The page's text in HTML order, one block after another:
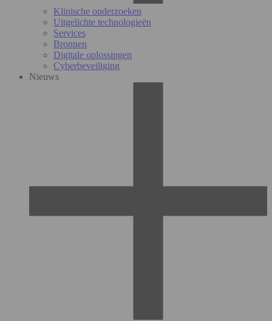
Klinische onderzoeken
Uitgelichte technologieën
Services
Bronnen
Digitale oplossingen
Cyberbeveiliging
Nieuws